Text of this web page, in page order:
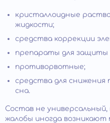
кристаллоидные
жидкости;
средства коррекции
препараты для защиты
противорвотные;
средства для снижения
сна.
Состав не
жалобы иногда